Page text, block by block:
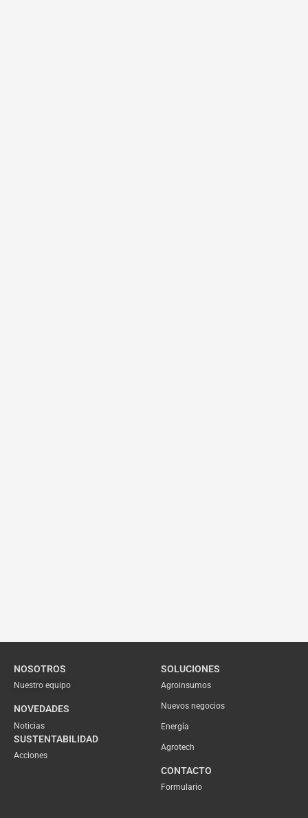
NOSOTROS
Nuestro equipo
NOVEDADES
Noticias
SUSTENTABILIDAD
Acciones
SOLUCIONES
Agroinsumos
Nuevos negocios
Energía
Agrotech
CONTACTO
Formulario